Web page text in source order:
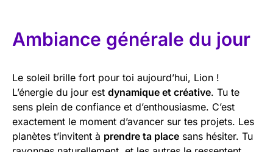
Ambiance générale du jour
Le soleil brille fort pour toi aujourd’hui, Lion !
L’énergie du jour est dynamique et créative. Tu te
sens plein de confiance et d’enthousiasme. C’est
exactement le moment d’avancer sur tes projets. Les
planètes t’invitent à prendre ta place sans hésiter. Tu